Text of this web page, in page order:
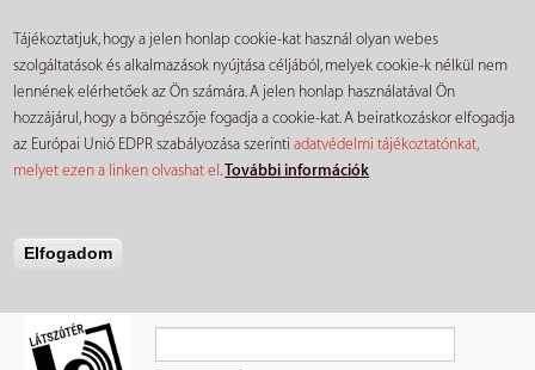
Tájékoztatjuk, hogy a jelen honlap cookie-kat használ olyan webes
szolgáltatások és alkalmazások nyújtása céljából, melyek cookie-k nélkül nem
lennének elérhetőek az Ön számára. A jelen honlap használatával Ön
hozzájárul, hogy a böngészője fogadja a cookie-kat. A beiratkozáskor elfogadja
az Európai Unió EDPR szabályozása szerintiadatvédelmi tájékoztatónkat,
melyet ezen a linken olvashat el.További információk
Elfogadom
tartalomra